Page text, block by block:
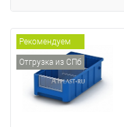
Рекомендуем
Отгрузка из СПб